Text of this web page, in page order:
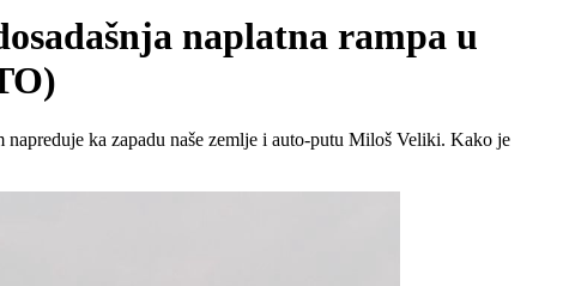
naplatna rampa u
ka zapadu naše zemlje i auto-putu Miloš Veliki. Kako je